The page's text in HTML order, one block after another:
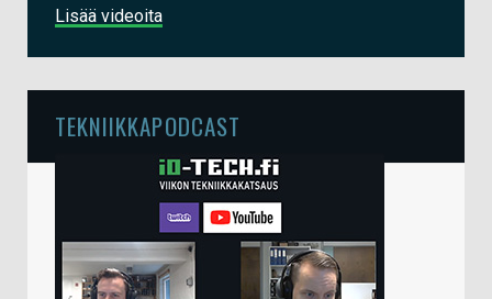
Lisää videoita
TEKNIIKKAPODCAST